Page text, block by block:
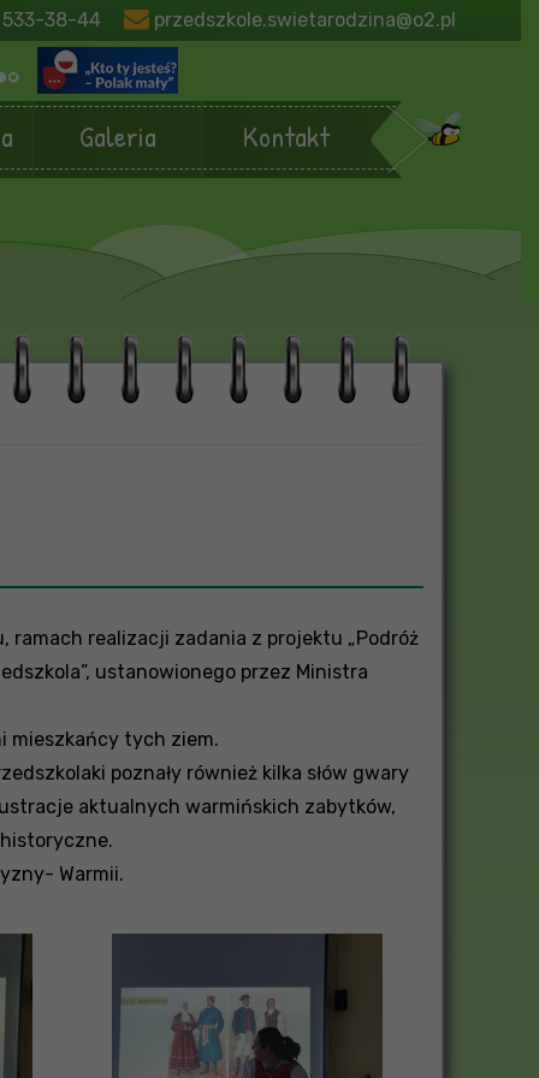
38-44 przedszkole.swietarodzina@o2.pl
Galeria Kontakt
ramach realizacji zadania z projektu „Podróż
ustanowionego przez Ministra
mieszkańcy tych ziem.
poznały również kilka słów gwary
aktualnych warmińskich zabytków,
Warmii.